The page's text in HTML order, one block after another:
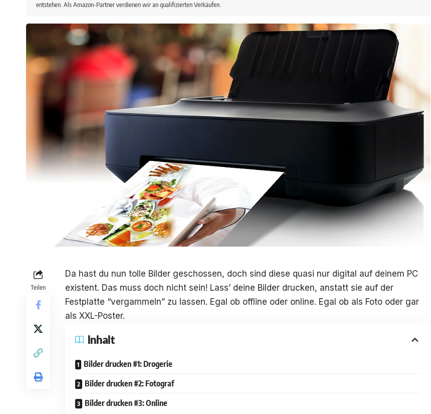
entstehen. Als Amazon-Partner verdienen wir an qualifizierten Verkäufen.
Teilen
Da hast du nun tolle Bilder geschossen, doch sind diese quasi nur digital auf deinem PC
existent. Das muss doch nicht sein! Lass’ deine Bilder drucken, anstatt sie auf der
Festplatte “vergammeln” zu lassen. Egal ob offline oder online. Egal ob als Foto oder gar
als XXL-Poster.
Inhalt
Bilder drucken #1: Drogerie
Bilder drucken #2: Fotograf
Bilder drucken #3: Online